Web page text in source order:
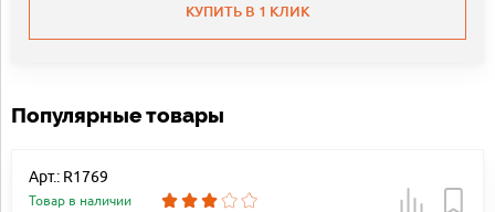
КУПИТЬ В 1 КЛИК
Популярные товары
Арт.: R1769
Товар в наличии